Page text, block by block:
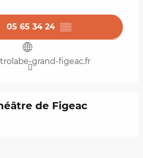
05 65 34 24 ▒▒
grand-figeac.fr
de Figeac